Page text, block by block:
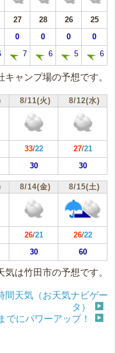
27 28 26
25
0 0 0 0
7 6 5 6
ャンプ場の予想です。
8/11(火) 8/12(水)
33/22 27/21
30 30
8/14(金) 8/15(土)
26/21 26/22
30 60
気は竹田市の予想です。
間天気（お天気ナビゲー
タ）
でにパワーアップ！